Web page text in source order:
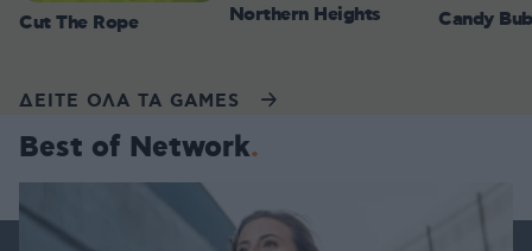
Cut The Rope Northern Heights Candy
ΔΕΙΤΕ ΟΛΑ ΤΑ GAMES
Best of Network